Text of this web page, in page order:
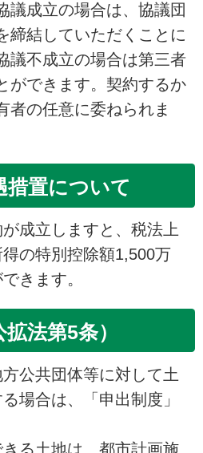
議成立の場合は、協議団
締結していただくことに
議不成立の場合は第三者
ができます。契約するか
者の任意に委ねられま
措置について
成立しますと、税法上
の特別控除額1,500万
きます。
法第5条）
公共団体等に対して土
場合は、「申出制度」
る土地は、都市計画施